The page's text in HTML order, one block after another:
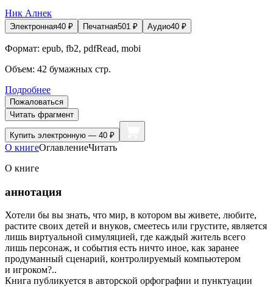
Ник Алнек
Электронная40 ₽ Печатная501 ₽ Аудио40 ₽
Формат: epub, fb2, pdfRead, mobi
Объем: 42 бумажных стр.
Подробнее
Пожаловаться
Читать фрагмент
Купить электронную — 40 ₽
О книгеОглавлениеЧитать
О книге
аннотация
Хотели бы вы знать, что мир, в котором вы живете, любите,
растите своих детей и внуков, смеетесь или грустите, является
лишь виртуальной симуляцией, где каждый житель всего
лишь персонаж, и события есть ничто иное, как заранее
продуманный сценарий, контролируемый компьютером
и игроком?..
Книга публикуется в авторской орфографии и пунктуации